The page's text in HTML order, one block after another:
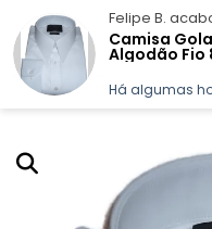
Felipe B.
Camisa
Algodão Fio
Há algumas